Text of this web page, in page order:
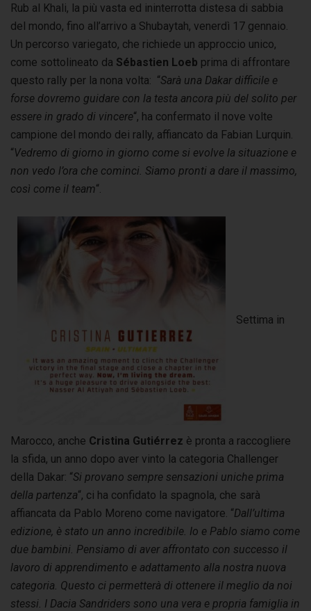
Rub al Khali, la più vasta ed ininterrotta distesa di sabbia
del mondo, fino all’arrivo a Shubaytah, venerdì 17 gennaio.
Un percorso variegato, che richiede un approccio unico,
come sottolineato da Sébastien Loeb prima di affrontare
questo rally per la nona volta: “Sarà una Dakar difficile e
forse dovremo guidare con la testa ancora più del solito per
essere in grado di vincere“, ha confermato il nove volte
campione del mondo dei rally, affiancato da Fabian Lurquin.
“Vedremo di giorno in giorno come si evolve la situazione e
non vedo l’ora che cominci. Siamo pronti a dare il massimo,
così come il team“.
Settima in
Marocco, anche Cristina Gutiérrez è pronta a raccogliere
la sfida, un anno dopo aver vinto la categoria Challenger
della Dakar: “Si provano sempre sensazioni uniche prima
della partenza“, ci ha confidato la spagnola, che sarà
affiancata da Pablo Moreno come navigatore. “Dall’ultima
edizione, è stato un anno incredibile. Io e Pablo siamo come
due bambini. Pensiamo di aver affrontato con successo il
lavoro di apprendimento e adattamento alla nostra nuova
categoria. Questo ci permetterà di ottenere il meglio da noi
stessi. I Dacia Sandriders sono una vera e propria famiglia in